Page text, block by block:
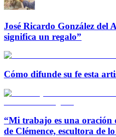
José Ricardo González del
significa un regalo”
Cómo difunde su fe esta
“Mi trabajo es una oración
de Clémence, escultora de